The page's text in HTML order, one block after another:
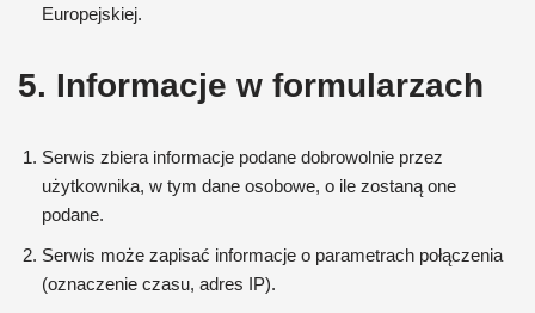
Europejskiej.
5. Informacje w formularzach
Serwis zbiera informacje podane dobrowolnie przez
użytkownika, w tym dane osobowe, o ile zostaną one
podane.
Serwis może zapisać informacje o parametrach połączenia
(oznaczenie czasu, adres IP).